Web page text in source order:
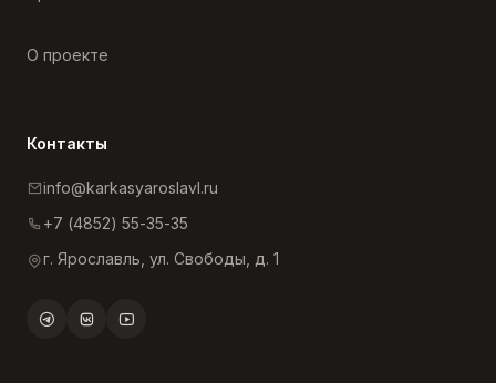
О проекте
Контакты
info@karkasyaroslavl.ru
+7 (4852) 55-35-35
г. Ярославль, ул. Свободы, д. 1